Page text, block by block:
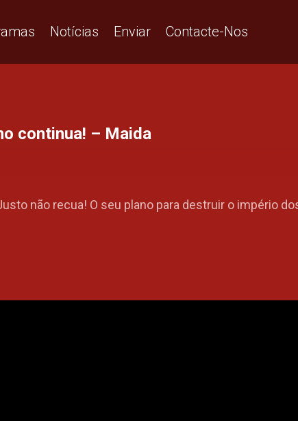
Notícias Enviar Contacte-Nos
continua! – Maida
não recua! O seu plano para destruir o império